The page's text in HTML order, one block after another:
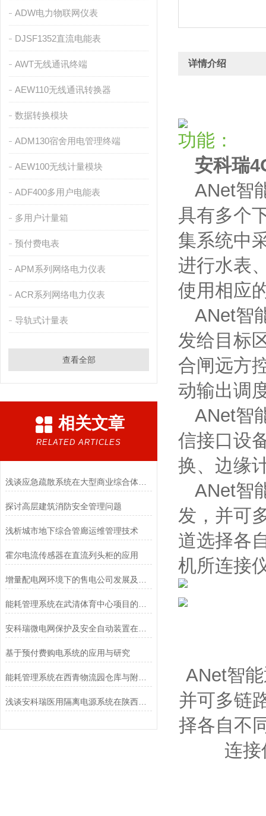
ADW电力物联网仪表
DJSF1352直流电能表
AWT无线通讯终端
AEW110无线通讯转换器
数据转换模块
ADM130宿舍用电管理终端
AEW100无线计量模块
ADF400多用户电能表
多用户计量箱
预付费电表
APM系列网络电力仪表
ACR系列网络电力仪表
导轨式计量表
查看全部
相关文章
RELATED ARTICLES
浅谈应急疏散系统在大型商业综合体中的设计与应用
探讨高层建筑消防安全管理问题
浅析城市地下综合管廊运维管理技术
霍尔电流传感器在直流列头柜的应用
安科瑞微电网保护及安全自动装置在北京高碑店污水处理厂工程中的应用
基于预付费购电系统的应用与研究
能耗管理系统在西青物流园仓库与附属用房的应用
浅谈安科瑞医用隔离电源系统在陕西省某医院项目中的应用
详情介绍
功能：
安科瑞
ANet智
具有多个
集系统中
进行水表
使用相应
ANet智
发给目标
合闸远方
动输出调
ANet智
信接口设
换、边缘
ANet智
发，并可
道选择各
机所连接
ANet智
并可多链
择各自不
连接